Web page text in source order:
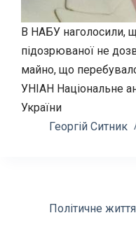
В НАБУ наголосили,
підозрюваної не
майно, що
УНІАН Національне
України
Георгій Ситник
Політичне життя